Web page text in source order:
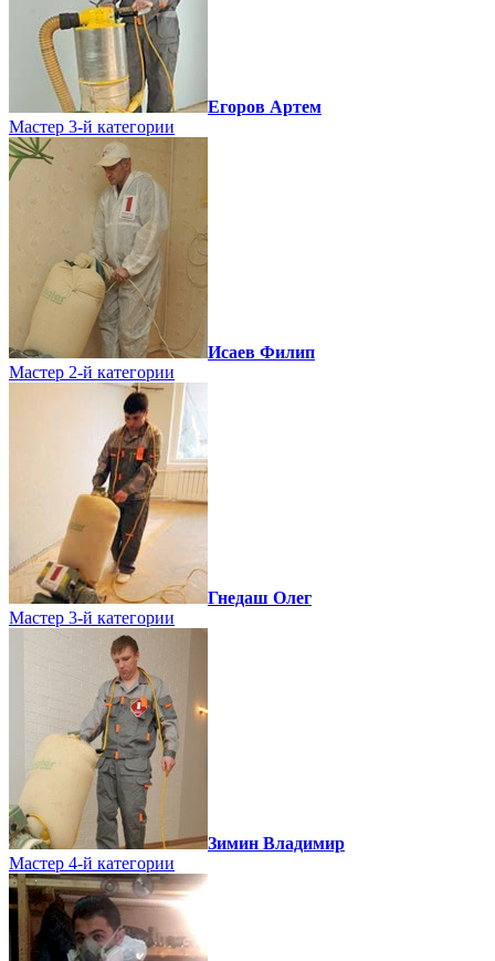
Егоров Артем
Мастер 3-й категории
Исаев Филип
Мастер 2-й категории
Гнедаш Олег
Мастер 3-й категории
Зимин Владимир
Мастер 4-й категории